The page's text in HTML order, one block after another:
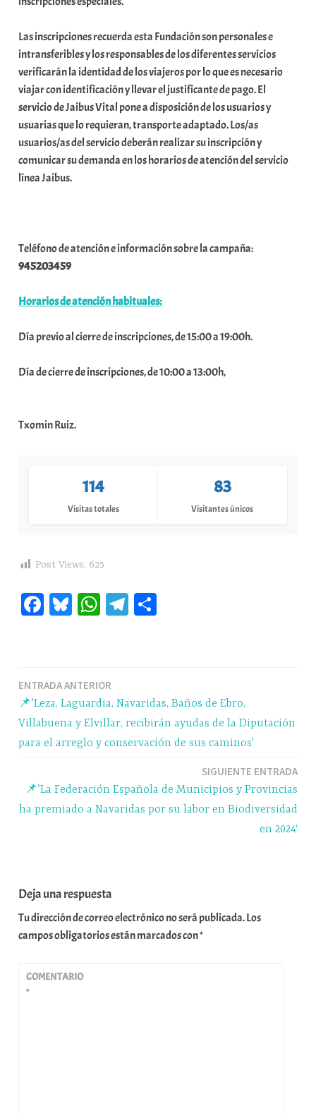
Las inscripciones recuerda esta Fundación son personales e
intransferibles y los responsables de los diferentes servicios
verificarán la identidad de los viajeros por lo que es necesario
viajar con identificación y llevar el justificante de pago. El
servicio de Jaibus Vital pone a disposición de los usuarios y
usuarias que lo requieran, transporte adaptado. Los/as
usuarios/as del servicio deberán realizar su inscripción y
comunicar su demanda en los horarios de atención del servicio
línea Jaibus.
Teléfono de atención e información sobre la campaña:
945203459
Horarios de atención habituales:
Día previo al cierre de inscripciones, de 15:00 a 19:00h.
Día de cierre de inscripciones, de 10:00 a 13:00h,
Txomin Ruiz.
114
Visitas totales
83
Visitantes únicos
Post Views: 625
Fa Bl W
pp
Te
m rti
r
Navegación
de
entradas
ENTRADA ANTERIOR
📌’Leza, Laguardia, Navaridas, Baños de Ebro,
Villabuena y Elvillar, recibirán ayudas de la Diputación
para el arreglo y conservación de sus caminos’
SIGUIENTE ENTRADA
📌’La Federación Española de Municipios y Provincias
ha premiado a Navaridas por su labor en Biodiversidad
en 2024′
Deja una respuesta
Tu dirección de correo electrónico no será publicada.Los
campos obligatorios están marcados con*
COMENTARIO
*